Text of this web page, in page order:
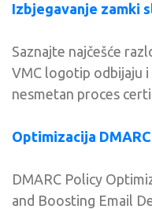
Izbjegavanje zamki
Saznajte najčešće
VMC logotip odbijaju i
nesmetan proces
Optimizacija
DMARC Policy
and Boosting Email